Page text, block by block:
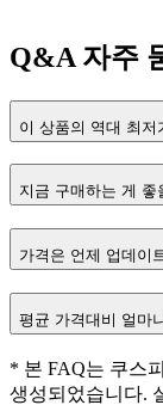
Q&A 자주
이 상품의 역대 최저
지금 구매하는 게 좋
가격은 언제 업데이
평균 가격대비 얼마
* 본 FAQ는 쿠스
생성되었습니다.